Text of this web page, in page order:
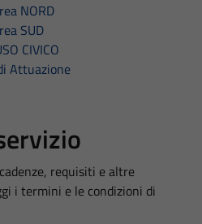
NORD
SUD
CIVICO
Attuazione
requisiti e altre
i termini e le condizioni di